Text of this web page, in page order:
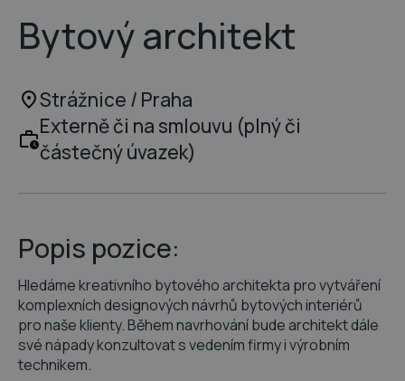
Bytový architekt
Strážnice / Praha
Externě či na smlouvu (plný či
částečný úvazek)
Popis pozice:
Hledáme kreativního bytového architekta pro vytváření
komplexních designových návrhů bytových interiérů
pro naše klienty. Během navrhování bude architekt dále
své nápady konzultovat s vedením firmy i výrobním
technikem.